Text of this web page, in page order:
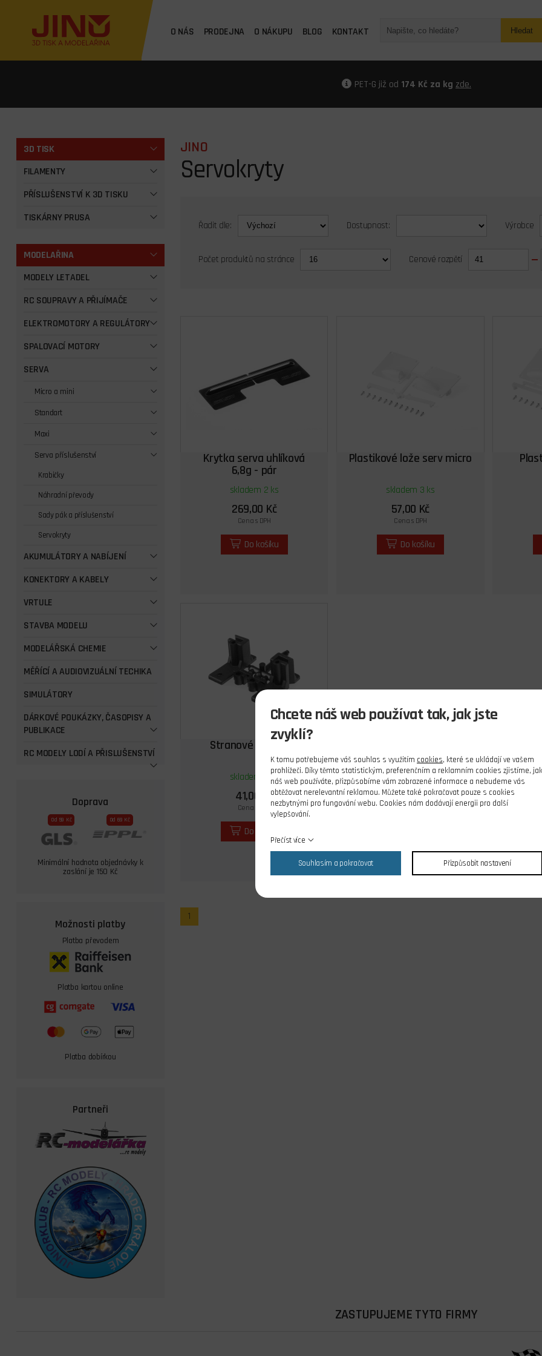
O NÁS PRODEJNA O NÁKUPU BLOG KONTAKT Hledat
PET-G již od 174 Kč za kg zde.
3D TISK
FILAMENTY
PŘÍSLUŠENSTVÍ K 3D TISKU
TISKÁRNY PRUSA
MODELAŘINA
MODELY LETADEL
RC SOUPRAVY A PŘIJÍMAČE
ELEKTROMOTORY A REGULÁTORY
SPALOVACÍ MOTORY
SERVA
Micro a mini
Standart
Maxi
Serva příslušenství
Krabičky
Náhradní převody
Sady pák a příslušenství
Servokryty
AKUMULÁTORY A NABÍJENÍ
KONEKTORY A KABELY
VRTULE
STAVBA MODELU
MODELÁŘSKÁ CHEMIE
MĚŘÍCÍ A AUDIOVIZUÁLNÍ TECHIKA
SIMULÁTORY
DÁRKOVÉ POUKÁZKY, ČASOPISY A
PUBLIKACE
RC MODELY LODÍ A PŘISLUŠENSTVÍ
Doprava
Od 59 Kč Od 69 Kč
Minimální hodnota objednávky k
zaslání je 150 Kč
Možnosti platby
Platba převodem
Platba kartou online
Platba dobírkou
Partneři
JINO
Servokryty
Řadit dle: Dostupnost: Výrobce
Počet produktů na stránce Cenové rozpětí
Krytka serva uhlíková
6,8g - pár
skladem 2 ks
269,00 Kč
Cena s DPH
Do košíku
Plastikové lože serv micro
skladem 3 ks
57,00 Kč
Cena s DPH
Do košíku
Stranové lože serv
skladem 2 ks
41,00 Kč
Cena s DPH
Do košíku
1
ZASTUPUJEME TYTO FIRMY
Chcete náš web používat tak, jak jste
zvyklí?
K tomu potřebujeme váš souhlas s využitím cookies, které se ukládají ve vašem
prohlížeči. Díky těmto statistickým, preferenčním a reklamním cookies zjistíme, jak
náš web používáte, přizpůsobíme vám zobrazené informace a nebudeme vás
obtěžovat nerelevantní reklamou. Můžete také pokračovat pouze s cookies
nezbytnými pro fungování webu. Cookies nám dodávají energii pro další
vylepšování.
Přečíst více
Souhlasím a pokračovat Přizpůsobit nastavení